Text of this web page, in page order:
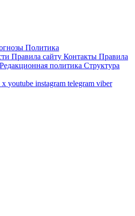
Политика
Правила сайту Контакты Правила
Редакционная политика Структура
x youtube instagram telegram viber